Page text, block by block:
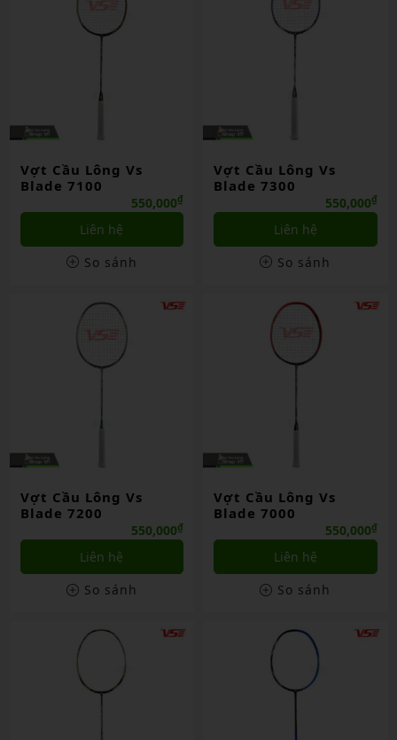
Vợt Cầu Lông Vs
Blade 7100
550,000₫
Liên hệ
So sánh
Vợt Cầu Lông Vs
Blade 7300
550,000₫
Liên hệ
So sánh
Vợt Cầu Lông Vs
Blade 7200
550,000₫
Liên hệ
So sánh
Vợt Cầu Lông Vs
Blade 7000
550,000₫
Liên hệ
So sánh